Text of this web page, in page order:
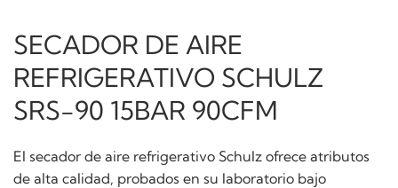
SECADOR DE AIRE
REFRIGERATIVO SCHULZ
SRS-90 15BAR 90CFM
El secador de aire refrigerativo Schulz ofrece atributos
de alta calidad, probados en su laboratorio bajo